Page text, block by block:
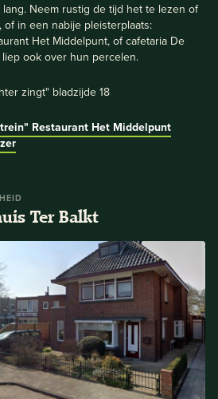
Neem rustig de tijd het te lezen of
in een nabije pleisterplaats:
Het Middelpunt, of cafetaria De
ook over hun percelen.
zingt" bladzijde 18
Restaurant Het Middelpunt
Ter Balkt